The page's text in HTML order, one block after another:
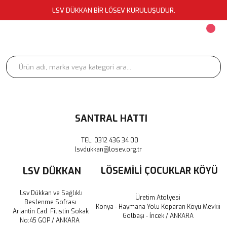
LSV DÜKKAN BİR LÖSEV KURULUŞUDUR.
SANTRAL HATTI
TEL: 0312 436 34 00
lsvdukkan@losev.org.tr
LSV DÜKKAN LÖSEMİLİ ÇOCUKLAR KÖYÜ
Lsv Dükkan ve Sağlıklı
Beslenme Sofrası
Arjantin Cad. Filistin Sokak
No:45 GOP / ANKARA
Üretim Atölyesi
Konya - Haymana Yolu Koparan Köyü Mevkii
Gölbaşı - İncek / ANKARA